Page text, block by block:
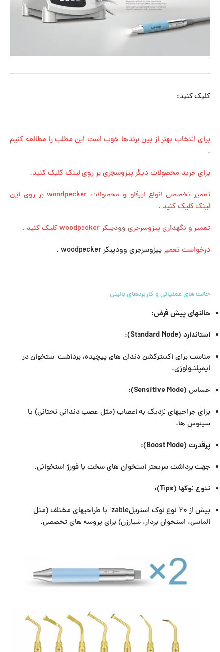
کلیک کنید:
برای انتخاب بهتر از بین برندها خوب است این مطلب را مطالعه کنیم
.
برای خرید محصولات دیگر پیزوسجری بر روی لینک کلیک کنید.
تعمیر تخصصی انواع ایرفلو و محصولات woodpecker بر روی این
لینک کلیک کنید .
تعمیر و نگهداری پیزوسرجری وودپیکر woodpecker کلیک کنید .
درخواست تعمیرپیزوسرجری وودپیکر woodpecker .
حالت های عملیاتی و کاربردهای بالینی
حالتهای پیش فرض:
استاندارد (Standard Mode)
:
مناسب برای اکسترکشن دندان های پیچیده، برداشت استخوان در
ایمپلنتولوژی.
حساس (Sensitive Mode)
:
برای جراحیهای نزدیک به اعصاب (مثل عصب دندانی تحتانی) یا
سینوس ها.
پرقدرت (Boost Mode)
:
جهت برداشت سریعتر استخوان های سخت یا فورژ استخوانی.
تنوع نوکها (Tips)
:
بیش از ۲۰ نوع نوک استریلizable با طراحیهای مختلف (مثل
الماسی، استخوان بردار، شیارزن) برای پروسه های تخصصی.